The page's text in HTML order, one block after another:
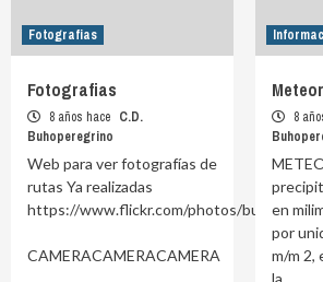
Fotografias
Fotografias
8 años hace C.D.
Buhoperegrino
Web para ver fotografías de
rutas Ya realizadas
https://www.flickr.com/photos/
CAMERACAMERACAMERA
8
en
por
m/m 2,
la...